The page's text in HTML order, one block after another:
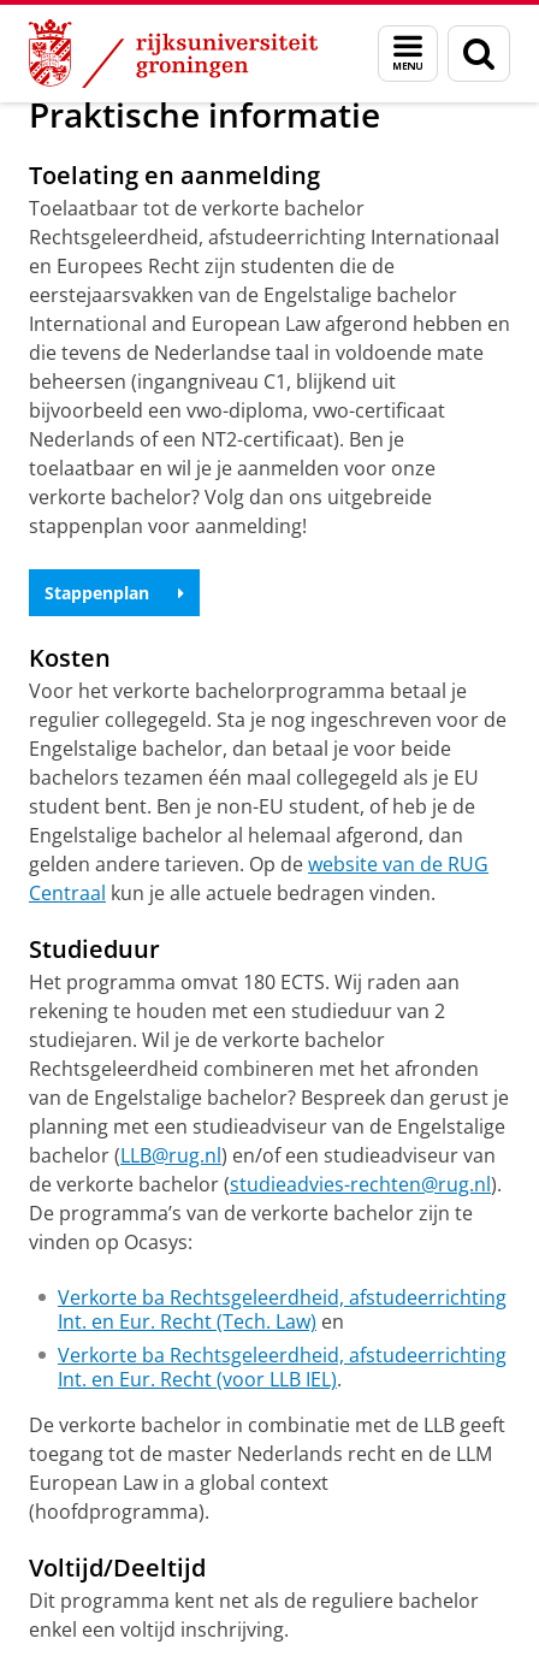
Skip
Content
Skip
Navigation
Menu
en
zoeken
Verkorte bachelor Rechtsgeleerdheid
Praktische informatie
Toelating en aanmelding
Toelaatbaar tot de verkorte bachelor
Rechtsgeleerdheid, afstudeerrichting Internationaal
en Europees Recht zijn studenten die de
eerstejaarsvakken van de Engelstalige bachelor
International and European Law afgerond hebben en
die tevens de Nederlandse taal in voldoende mate
beheersen (ingangniveau C1, blijkend uit
bijvoorbeeld een vwo-diploma, vwo-certificaat
Nederlands of een NT2-certificaat). Ben je
toelaatbaar en wil je je aanmelden voor onze
verkorte bachelor? Volg dan ons uitgebreide
stappenplan voor aanmelding!
Stappenplan
Kosten
Voor het verkorte bachelorprogramma betaal je
regulier collegegeld. Sta je nog ingeschreven voor de
Engelstalige bachelor, dan betaal je voor beide
bachelors tezamen één maal collegegeld als je EU
student bent. Ben je non-EU student, of heb je de
Engelstalige bachelor al helemaal afgerond, dan
gelden andere tarieven. Op dewebsite van de RUG
Centraal kun je alle actuele bedragen vinden.
Studieduur
Het programma omvat 180 ECTS. Wij raden aan
rekening te houden met een studieduur van 2
studiejaren. Wil je de verkorte bachelor
Rechtsgeleerdheid combineren met het afronden
van de Engelstalige bachelor? Bespreek dan gerust je
planning met een studieadviseur van de Engelstalige
bachelor (LLB@rug.nl) en/of een studieadviseur van
de verkorte bachelor (studieadvies-rechten@rug.nl).
De programma’s van de verkorte bachelor zijn te
vinden op Ocasys:
Verkorte ba Rechtsgeleerdheid, afstudeerrichting
Int. en Eur. Recht (Tech. Law) en
Verkorte ba Rechtsgeleerdheid, afstudeerrichting
Int. en Eur. Recht (voor LLB IEL).
De verkorte bachelor in combinatie met de LLB geeft
toegang tot de master Nederlands recht en de LLM
European Law in a global context
(hoofdprogramma).
Voltijd/Deeltijd
Dit programma kent net als de reguliere bachelor
enkel een voltijd inschrijving.